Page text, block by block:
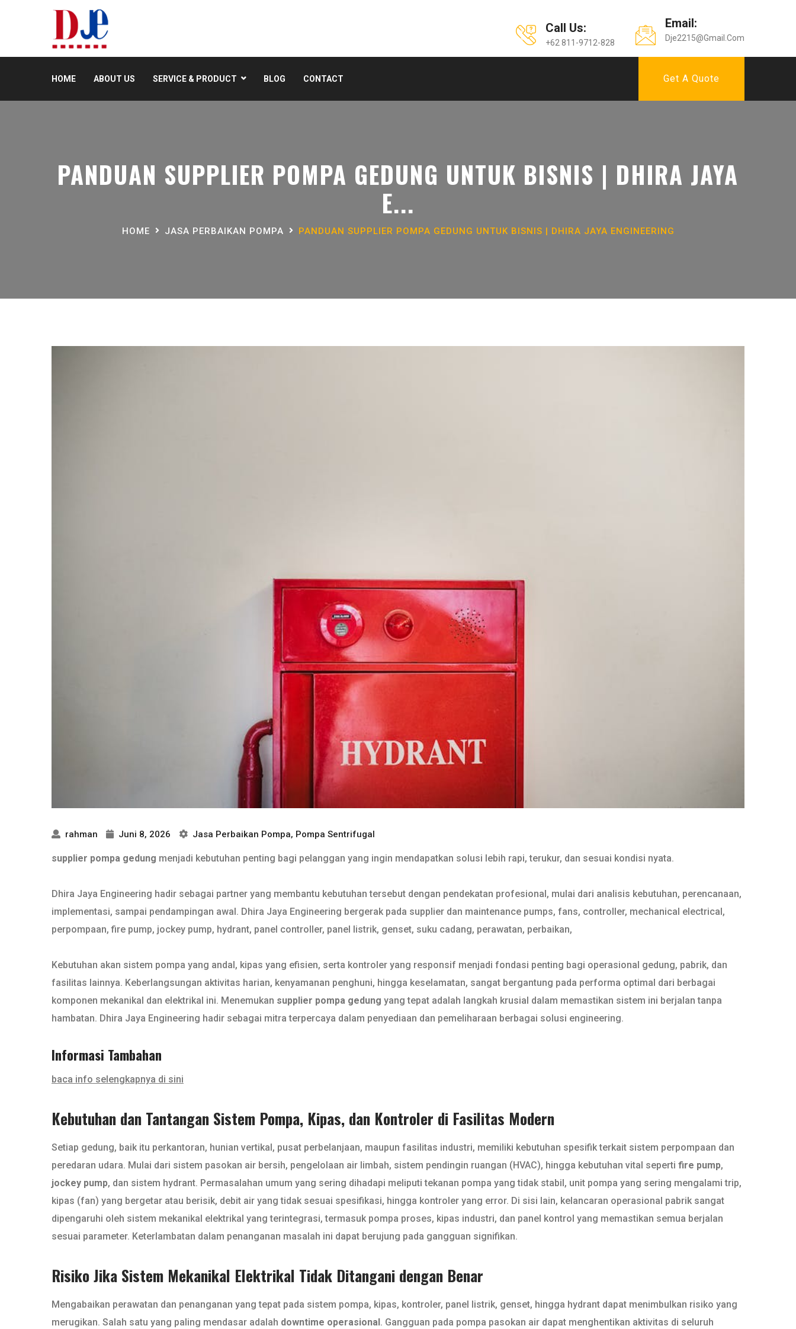
Call Us:
+62 811-9712-828
Email:
Dje2215@gmail.com
HOME ABOUT US SERVICE & PRODUCT BLOG CONTACT Get A Quote
PANDUAN SUPPLIER POMPA GEDUNG UNTUK BISNIS | DHIRA JAYA
E...
HOME JASA PERBAIKAN POMPA PANDUAN SUPPLIER POMPA GEDUNG UNTUK BISNIS | DHIRA JAYA ENGINEERING
rahman Juni 8, 2026 Jasa Perbaikan Pompa, Pompa Sentrifugal
supplier pompa gedung menjadi kebutuhan penting bagi pelanggan yang ingin mendapatkan solusi lebih rapi, terukur, dan sesuai kondisi nyata.
Dhira Jaya Engineering hadir sebagai partner yang membantu kebutuhan tersebut dengan pendekatan profesional, mulai dari analisis kebutuhan, perencanaan,
implementasi, sampai pendampingan awal. Dhira Jaya Engineering bergerak pada supplier dan maintenance pumps, fans, controller, mechanical electrical,
perpompaan, fire pump, jockey pump, hydrant, panel controller, panel listrik, genset, suku cadang, perawatan, perbaikan,
Kebutuhan akan sistem pompa yang andal, kipas yang efisien, serta kontroler yang responsif menjadi fondasi penting bagi operasional gedung, pabrik, dan
fasilitas lainnya. Keberlangsungan aktivitas harian, kenyamanan penghuni, hingga keselamatan, sangat bergantung pada performa optimal dari berbagai
komponen mekanikal dan elektrikal ini. Menemukan supplier pompa gedung yang tepat adalah langkah krusial dalam memastikan sistem ini berjalan tanpa
hambatan. Dhira Jaya Engineering hadir sebagai mitra terpercaya dalam penyediaan dan pemeliharaan berbagai solusi engineering.
Informasi Tambahan
baca info selengkapnya di sini
Kebutuhan dan Tantangan Sistem Pompa, Kipas, dan Kontroler di Fasilitas Modern
Setiap gedung, baik itu perkantoran, hunian vertikal, pusat perbelanjaan, maupun fasilitas industri, memiliki kebutuhan spesifik terkait sistem perpompaan dan
peredaran udara. Mulai dari sistem pasokan air bersih, pengelolaan air limbah, sistem pendingin ruangan (HVAC), hingga kebutuhan vital seperti fire pump,
jockey pump, dan sistem hydrant. Permasalahan umum yang sering dihadapi meliputi tekanan pompa yang tidak stabil, unit pompa yang sering mengalami trip,
kipas (fan) yang bergetar atau berisik, debit air yang tidak sesuai spesifikasi, hingga kontroler yang error. Di sisi lain, kelancaran operasional pabrik sangat
dipengaruhi oleh sistem mekanikal elektrikal yang terintegrasi, termasuk pompa proses, kipas industri, dan panel kontrol yang memastikan semua berjalan
sesuai parameter. Keterlambatan dalam penanganan masalah ini dapat berujung pada gangguan signifikan.
Risiko Jika Sistem Mekanikal Elektrikal Tidak Ditangani dengan Benar
Mengabaikan perawatan dan penanganan yang tepat pada sistem pompa, kipas, kontroler, panel listrik, genset, hingga hydrant dapat menimbulkan risiko yang
merugikan. Salah satu yang paling mendasar adalah downtime operasional . Gangguan pada pompa pasokan air dapat menghentikan aktivitas di seluruh